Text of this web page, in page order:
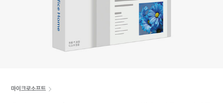
마이크로소프트